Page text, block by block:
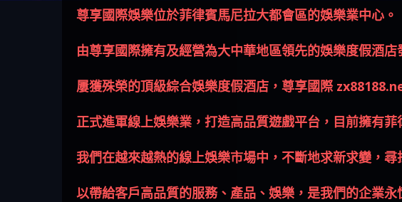
回被騙資金
騙資金
銷是真的嗎 被KS.M多元化行
銷詐騙的錢怎麼辦 本文教你
如何拿回被騙資金
Family & Love是真的嗎 野原家
Family & Love是詐騙嗎 165多次
通報野原家 Family & Love是詐騙
平台 請遠離
元盈橋是不是詐騙 元盈橋是
真的嗎 被元盈橋詐騙的錢怎
麼辦 本文教你如何拿回被騙
資金
騙手法欺詐群眾 M.L.Edge是真
的嗎 M.L.Edge是不是詐騙
M.L.Edge是詐騙嗎 【M.L.Edge】
M.L.Edge無法出金 被M.L.Edge詐
騙的錢一招拿回
持續收割國人中【免費討回
資金賴zg369】Robinhood是詐騙
嗎 Robinhood是不是詐騙
Robinhood是真的嗎 被Robinhood
詐騙的錢怎麼辦 本文教你如
何拿回被騙資金
【其他問題】FLTO詐騙持續收
割國人中【免費討回資金賴
zg369】FLTO是詐騙嗎 FLTO是不
是詐騙 FLTO是真的嗎 被FLTO詐
騙的錢怎麼辦 本文教你如何
拿回被騙資金
【其他問題】 遇詐騙求救賴
【zg369】八旬老翁被ALYWS詐
騙家破人亡 ALYWS是真的嗎
ALYWS是不是詐騙 ALYWS是詐騙
嗎 （ALYWS）無法出金 請小心
群組暗椿
【其他問題】 一招教你揭秘
新型詐騙手法 （受害者免費
援助賴zg369）當當詐騙 當當
是不是詐騙 當當是真的嗎 當
當是詐騙嗎 六旬老婦深信當
當高獲利回報被騙的家破人
亡
尊享國際娛樂位於菲律賓馬尼拉大都會區的娛樂業中心。
由尊享國際擁有及經營為大中華地區領先的娛樂度假酒店
屢獲殊榮的頂級綜合娛樂度假酒店，尊享國際
正式進軍線上娛樂業，打造高品質遊戲平台，目前擁有
我們在越來越熱的線上娛樂市場中，不斷地求新求變，
以帶給客戶高品質的服務、產品、娛樂，是我們的企業永